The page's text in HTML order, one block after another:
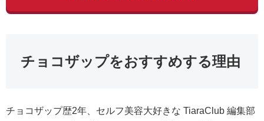
チョコザップをおすすめする理由
チョコザップ歴2年、セルフ美容大好きな TiaraClub 編集部